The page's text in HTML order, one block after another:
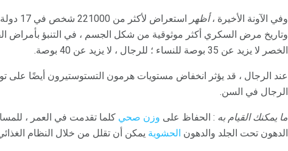
وفي الآونة الأخيرة ،أظهر استعراض لأكثر من 221000 شخص في 17 دولة ، نشر في
الخصر لا يزيد عن 35 بوصة للنساء ؛ للرجال ، لا يزيد عن 40 بوصة.
عند الرجال ، قد يؤثر انخفاض مستويات هرمون التستوستيرون أيضًا على
الرجال في السن.
ما يمكنك القيام به : الحفاظ على وزن صحي كلما تقدمت في العمر ،
الدهون تحت الجلد والدهون الحشوية يمكن أن تقلل من خلال النظام